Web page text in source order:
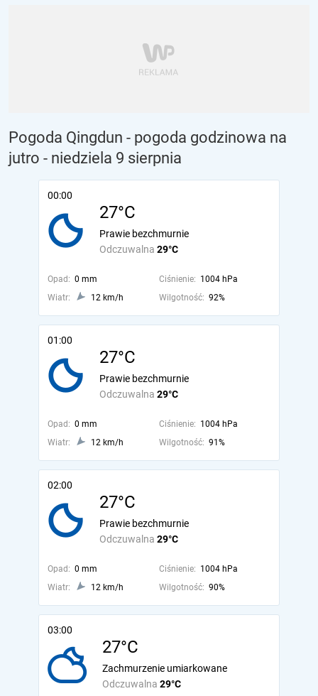
Pogoda Qingdun - pogoda godzinowa na
jutro - niedziela 9 sierpnia
00:00
27°C
Odczuwalna 29°C
Prawie bezchmurnie
Opad: 0 mm Ciśnienie: 1004 hPa
Wiatr:
12 km/h Wilgotność: 92%
01:00
27°C
Odczuwalna 29°C
Prawie bezchmurnie
Opad: 0 mm Ciśnienie: 1004 hPa
Wiatr:
12 km/h Wilgotność: 91%
02:00
27°C
Odczuwalna 29°C
Prawie bezchmurnie
Opad: 0 mm Ciśnienie: 1004 hPa
Wiatr:
12 km/h Wilgotność: 90%
03:00
27°C
Odczuwalna 29°C
Zachmurzenie umiarkowane